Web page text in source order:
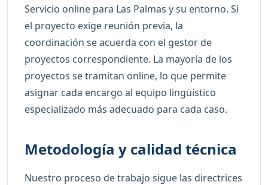
Servicio online para Las Palmas y su entorno. Si
el proyecto exige reunión previa, la
coordinación se acuerda con el gestor de
proyectos correspondiente. La mayoría de los
proyectos se tramitan online, lo que permite
asignar cada encargo al equipo lingüístico
especializado más adecuado para cada caso.
Metodología y calidad técnica
Nuestro proceso de trabajo sigue las directrices